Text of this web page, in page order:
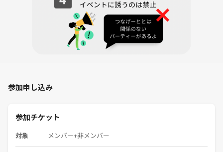
参加申し込み
参加チケット
対象 メンバー+非メンバー